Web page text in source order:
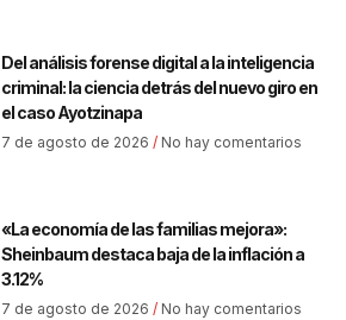
Del análisis forense digital a la inteligencia
criminal: la ciencia detrás del nuevo giro en
el caso Ayotzinapa
7 de agosto de 2026 No hay comentarios
«La economía de las familias mejora»:
Sheinbaum destaca baja de la inflación a
3.12%
7 de agosto de 2026 No hay comentarios